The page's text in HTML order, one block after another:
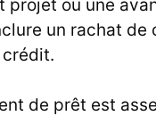
projet ou une
un rachat
crédit.
de prêt est